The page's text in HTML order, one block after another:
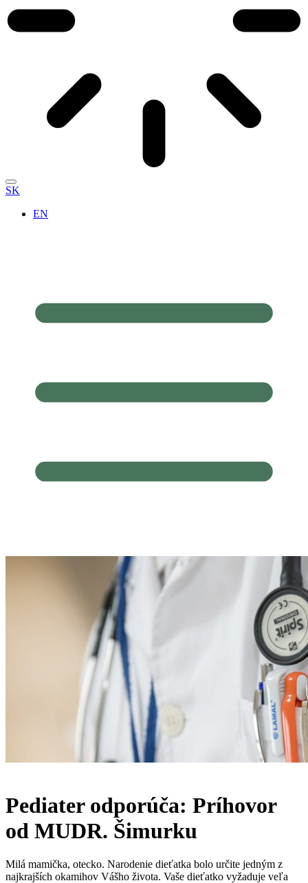
SK
EN
Pediater odporúča: Príhovor
od MUDR. Šimurku
Milá mamička, otecko. Narodenie dieťatka bolo určite jedným z
najkrajších okamihov Vášho života. Vaše dieťatko vyžaduje veľa